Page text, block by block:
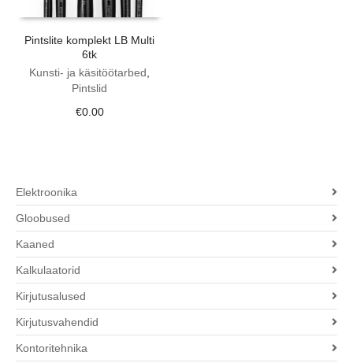
Pintslite komplekt LB Multi
6tk
Kunsti- ja käsitöötarbed,
Pintslid
€0.00
Elektroonika
Gloobused
Kaaned
Kalkulaatorid
Kirjutusalused
Kirjutusvahendid
Kontoritehnika